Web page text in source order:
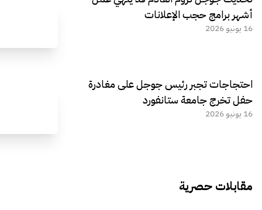
أشهر برامج حجب الإعلانات
16 يونيو 2026
احتجاجات تجبر رئيس جوجل على مغادرة
حفل تخرج جامعة ستانفورد
16 يونيو 2026
مقابلات حصرية